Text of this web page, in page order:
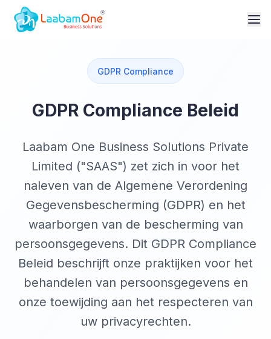
GDPR Compliance
GDPR Compliance Beleid
Laabam One Business Solutions Private
Limited ("SAAS") zet zich in voor het
naleven van de Algemene Verordening
Gegevensbescherming (GDPR) en het
waarborgen van de bescherming van
persoonsgegevens. Dit GDPR Compliance
Beleid beschrijft onze praktijken voor het
behandelen van persoonsgegevens en
onze toewijding aan het respecteren van
uw privacyrechten.